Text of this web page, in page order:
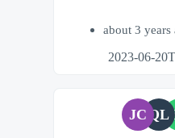
about 3 years
2023-06-
JC QL